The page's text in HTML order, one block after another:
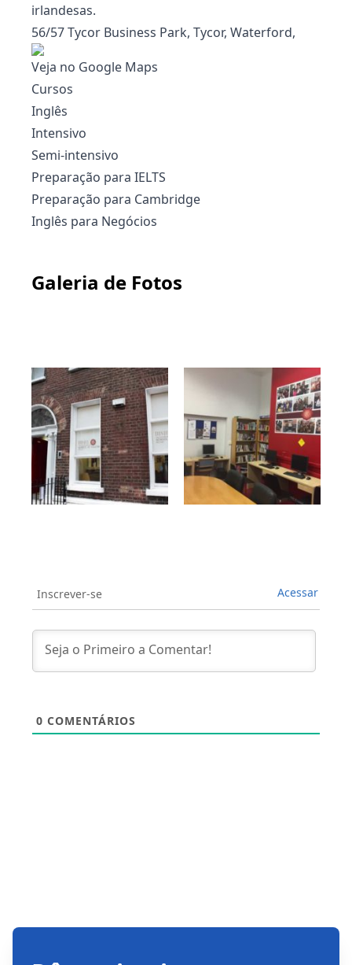
irlandesas.
56/57 Tycor Business Park, Tycor, Waterford,
Veja no Google Maps
Cursos
Inglês
Intensivo
Semi-intensivo
Preparação para IELTS
Preparação para Cambridge
Inglês para Negócios
Galeria de Fotos
Inscrever-se Acessar
0 COMENTÁRIOS